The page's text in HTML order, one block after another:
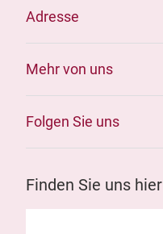
Adresse
Mehr von uns
Folgen Sie uns
Finden Sie uns hier